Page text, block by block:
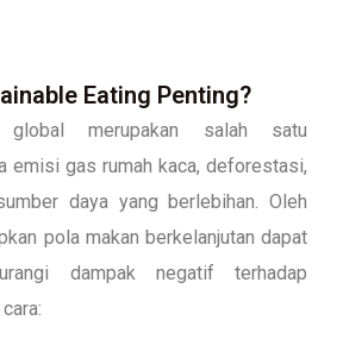
Eating Penting?
global merupakan salah satu
emisi gas rumah kaca, deforestasi,
daya yang berlebihan. Oleh
pola makan berkelanjutan dapat
dampak negatif terhadap